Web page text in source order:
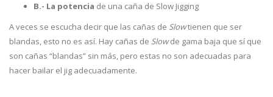
B.- La potencia de una caña de Slow Jigging
A veces se escucha decir que las cañas de Slowtienen que ser
blandas, esto no es así. Hay cañas de Slowde gama baja que sí que
son cañas “blandas” sin más, pero estas no son adecuadas para
hacer bailar el jig adecuadamente.